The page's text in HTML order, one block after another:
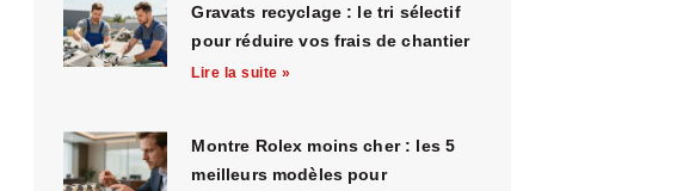
Gravats recyclage : le tri sélectif
pour réduire vos frais de chantier
Lire la suite »
Montre Rolex moins cher : les 5
meilleurs modèles pour